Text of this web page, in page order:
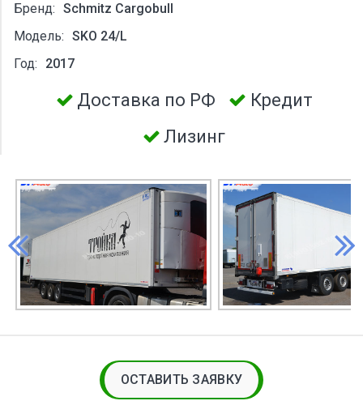
Бренд: Schmitz Cargobull
Модель: SKO 24/L
Год:
2017
Доставка по РФ
Кредит
Лизинг
ОСТАВИТЬ ЗАЯВКУ